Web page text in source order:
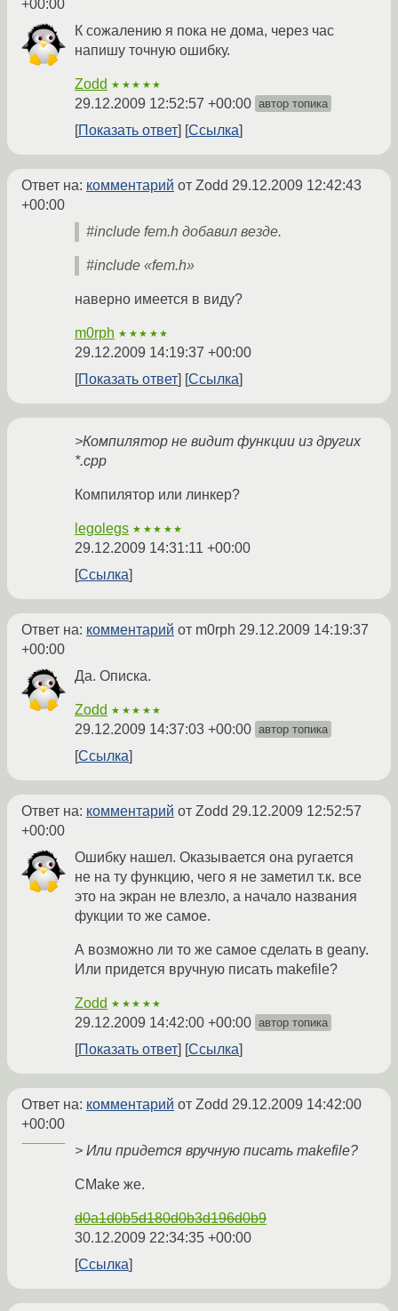
+00:00
К сожалению я пока не дома, через час
напишу точную ошибку.
Zodd ★★★★★
29.12.2009 12:52:57 +00:00 автор топика
Показать ответ Ссылка
Ответ на: комментарий от Zodd 29.12.2009 12:42:43
+00:00
#include fem.h добавил везде.
#include «fem.h»
наверно имеется в виду?
m0rph ★★★★★
29.12.2009 14:19:37 +00:00
Показать ответ
Ссылка
>Компилятор не видит функции из других
*.cpp
Компилятор или линкер?
legolegs ★★★★★
29.12.2009 14:31:11 +00:00
Ссылка
Ответ на: комментарий от m0rph 29.12.2009 14:19:37
+00:00
Да. Описка.
Zodd ★★★★★
29.12.2009 14:37:03 +00:00 автор топика
Ссылка
Ответ на: комментарий от Zodd 29.12.2009 12:52:57
+00:00
Ошибку нашел. Оказывается она ругается
не на ту функцию, чего я не заметил т.к. все
это на экран не влезло, а начало названия
фукции то же самое.
А возможно ли то же самое сделать в geany.
Или придется вручную писать makefile?
Zodd ★★★★★
29.12.2009 14:42:00 +00:00 автор топика
Показать ответ Ссылка
Ответ на: комментарий от Zodd 29.12.2009 14:42:00
+00:00
> Или придется вручную писать makefile?
CMake же.
d0a1d0b5d180d0b3d196d0b9
30.12.2009 22:34:35 +00:00
Ссылка